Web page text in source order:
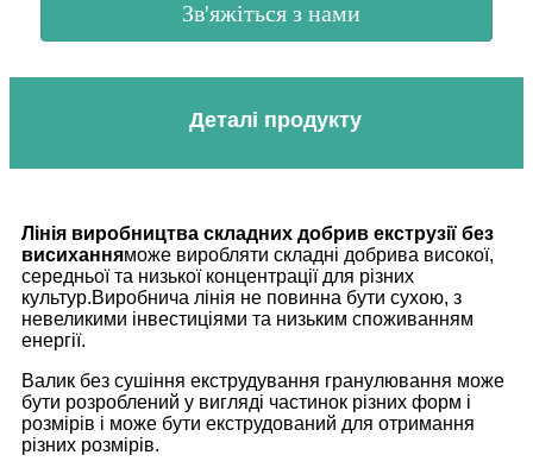
Зв'яжіться з нами
Деталі продукту
Лінія виробництва складних добрив екструзії без
висиханняможе виробляти складні добрива високої,
середньої та низької концентрації для різних
культур.Виробнича лінія не повинна бути сухою, з
невеликими інвестиціями та низьким споживанням
енергії.
Валик без сушіння екструдування гранулювання може
бути розроблений у вигляді частинок різних форм і
розмірів і може бути екструдований для отримання
різних розмірів.